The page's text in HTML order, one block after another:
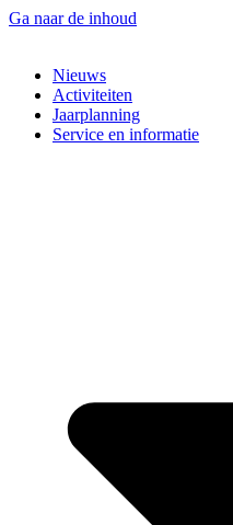
Ga naar de inhoud
Nieuws
Activiteiten
Jaarplanning
Service en informatie